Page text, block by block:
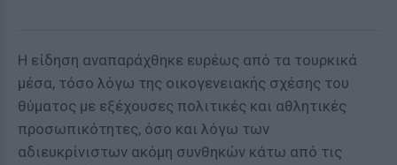
Η είδηση αναπαράχθηκε ευρέως από τα τουρκικά
μέσα, τόσο λόγω της οικογενειακής σχέσης του
θύματος με εξέχουσες πολιτικές και αθλητικές
προσωπικότητες, όσο και λόγω των
αδιευκρίνιστων ακόμη συνθηκών κάτω από τις